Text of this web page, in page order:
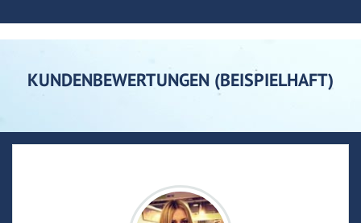
KUNDENBEWERTUNGEN (BEISPIELHAFT)